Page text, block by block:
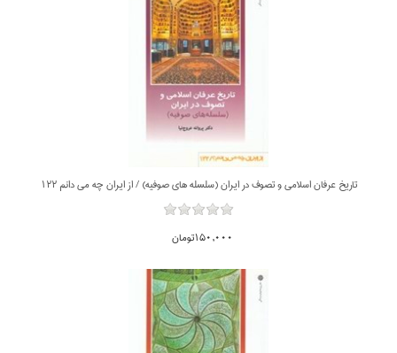
تاريخ عرفان اسلامي و تصوف در ايران (سلسله هاي صوفيه) / از ايران چه مي دانم 122
150,000تومان